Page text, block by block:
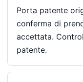
Porta patente
conferma di
accettata.
patente.